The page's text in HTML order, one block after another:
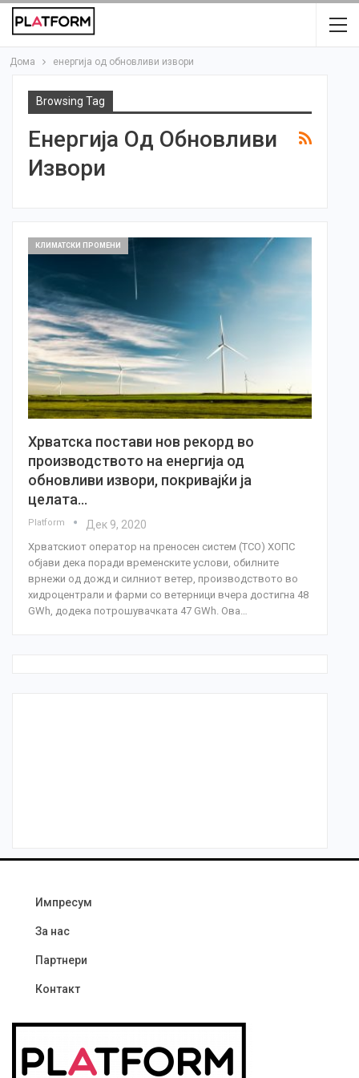
Дома енергија од обновливи извори
Browsing Tag
Енергија Од Обновливи
Извори
КЛИМАТСКИ ПРОМЕНИ
Хрватска постави нов рекорд во
производството на енергија од
обновливи извори, покривајќи ја
целата…
Platform Дек 9, 2020
Хрватскиот оператор на преносен систем (ТСО) ХОПС
објави дека поради временските услови, обилните
врнежи од дожд и силниот ветер, производството во
хидроцентрали и фарми со ветерници вчера достигна 48
GWh, додека потрошувачката 47 GWh. Oва…
Импресум
За нас
Партнери
Контакт